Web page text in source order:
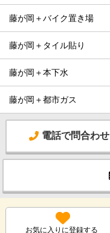
藤が岡＋バイク置き場
藤が岡＋タイル貼り
藤が岡＋本下水
藤が岡＋都市ガス
電話で問合わせ
お気に入りに登録する